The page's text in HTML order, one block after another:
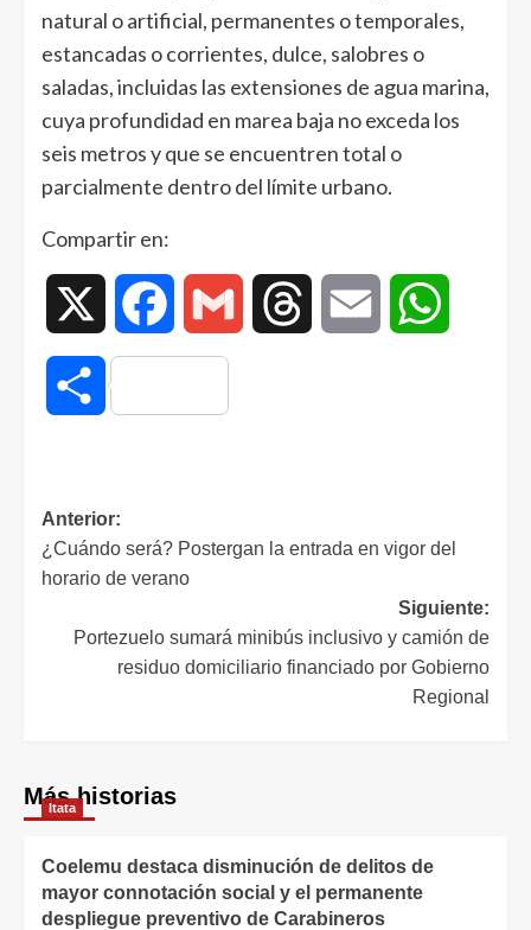
natural o artificial, permanentes o temporales,
estancadas o corrientes, dulce, salobres o
saladas, incluidas las extensiones de agua marina,
cuya profundidad en marea baja no exceda los
seis metros y que se encuentren total o
parcialmente dentro del límite urbano.
Compartir en:
Facebook Gmail Threads Email
Compartir
Anterior:
¿Cuándo será? Postergan la entrada en vigor del
horario de verano
Siguiente:
Portezuelo sumará minibús inclusivo y camión de
residuo domiciliario financiado por Gobierno
Regional
Más historias
Itata
Coelemu destaca disminución de delitos de
mayor connotación social y el permanente
despliegue preventivo de Carabineros